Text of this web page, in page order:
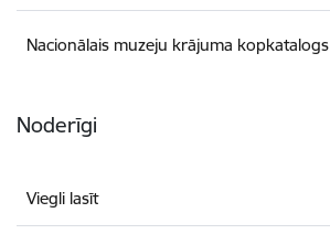
Nacionālais muzeju krājuma kopkatalogs
Noderīgi
Viegli lasīt